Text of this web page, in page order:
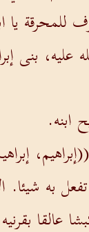
للمحرقة
عليه،
ابنه.
به
عالقا